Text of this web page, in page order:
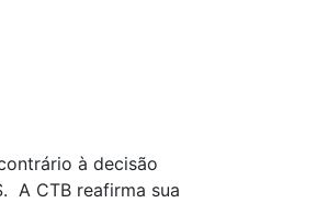
à decisão
A CTB reafirma sua